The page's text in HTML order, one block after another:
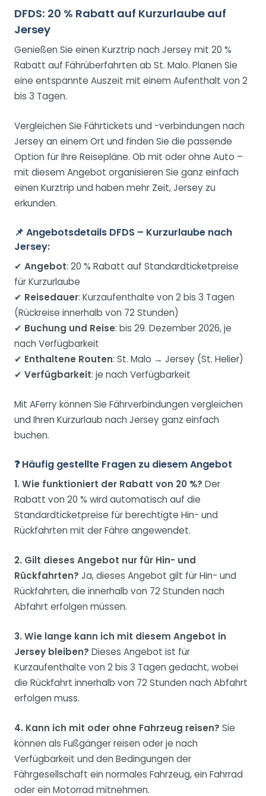
DFDS: 20 % Rabatt auf Kurzurlaube auf
Jersey
Genießen Sie einen Kurztrip nach Jersey mit 20 %
Rabatt auf Fährüberfahrten ab St. Malo. Planen Sie
eine entspannte Auszeit mit einem Aufenthalt von 2
bis 3 Tagen.
Vergleichen Sie Fährtickets und -verbindungen nach
Jersey an einem Ort und finden Sie die passende
Option für Ihre Reisepläne. Ob mit oder ohne Auto –
mit diesem Angebot organisieren Sie ganz einfach
einen Kurztrip und haben mehr Zeit, Jersey zu
erkunden.
📌 Angebotsdetails DFDS – Kurzurlaube nach
Jersey:
✔ Angebot: 20 % Rabatt auf Standardticketpreise
für Kurzurlaube
✔ Reisedauer: Kurzaufenthalte von 2 bis 3 Tagen
(Rückreise innerhalb von 72 Stunden)
✔ Buchung und Reise: bis 29. Dezember 2026, je
nach Verfügbarkeit
✔ Enthaltene Routen: St. Malo → Jersey (St. Helier)
✔ Verfügbarkeit: je nach Verfügbarkeit
Mit AFerry können Sie Fährverbindungen vergleichen
und Ihren Kurzurlaub nach Jersey ganz einfach
buchen.
❓ Häufig gestellte Fragen zu diesem Angebot
1. Wie funktioniert der Rabatt von 20 %? Der
Rabatt von 20 % wird automatisch auf die
Standardticketpreise für berechtigte Hin- und
Rückfahrten mit der Fähre angewendet.
2. Gilt dieses Angebot nur für Hin- und
Rückfahrten? Ja, dieses Angebot gilt für Hin- und
Rückfahrten, die innerhalb von 72 Stunden nach
Abfahrt erfolgen müssen.
3. Wie lange kann ich mit diesem Angebot in
Jersey bleiben? Dieses Angebot ist für
Kurzaufenthalte von 2 bis 3 Tagen gedacht, wobei
die Rückfahrt innerhalb von 72 Stunden nach Abfahrt
erfolgen muss.
4. Kann ich mit oder ohne Fahrzeug reisen? Sie
können als Fußgänger reisen oder je nach
Verfügbarkeit und den Bedingungen der
Fährgesellschaft ein normales Fahrzeug, ein Fahrrad
oder ein Motorrad mitnehmen.